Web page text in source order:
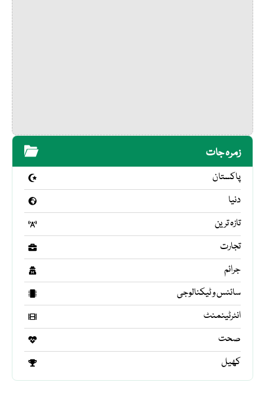
زمرہ جات
پاکستان
دنیا
تازہ ترین
تجارت
جرائم
سائنس و ٹیکنالوجی
انٹرٹینمنٹ
صحت
کھیل